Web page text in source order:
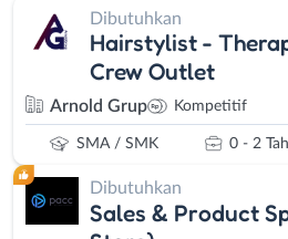
Dibutuhkan
Hairstylist -
Crew Outlet
Arnold Grup Kompetitif
SMA / SMK 0 - 2
Dibutuhkan
Sales & Product